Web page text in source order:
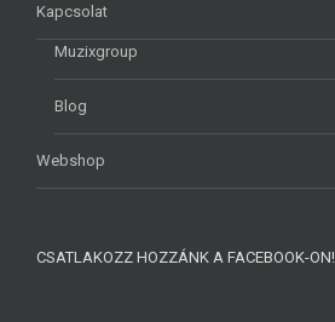
Kapcsolat
Muzixgroup
Blog
Webshop
CSATLAKOZZ HOZZÁNK A FACEBOOK-ON!